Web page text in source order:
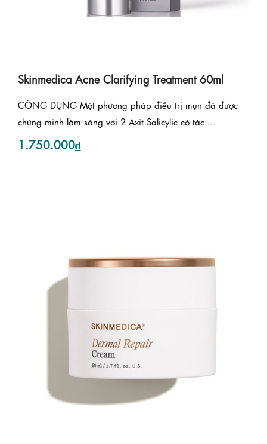
Skinmedica Acne Clarifying Treatment 60ml
CÔNG DỤNG Một phương pháp điều trị mụn đã được
chứng minh lâm sàng với 2 Axit Salicylic có tác ...
1.750.000₫